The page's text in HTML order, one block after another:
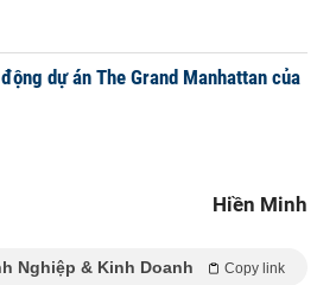
dự án The Grand Manhattan của
Hiền Minh
Nghiệp & Kinh Doanh Copy link